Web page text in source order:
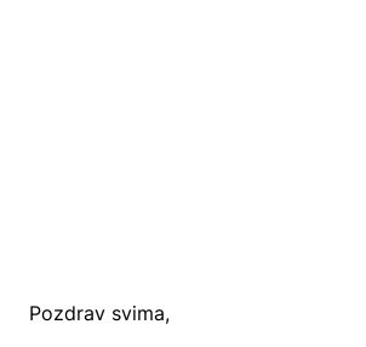
Pozdrav svima,